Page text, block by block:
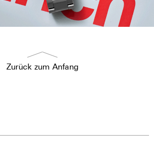
Zurück zum Anfang